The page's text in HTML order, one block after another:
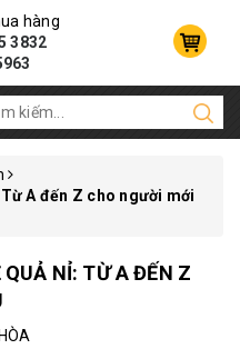
hàng
3832
A đến Z cho người mới
QUẢ NỈ: TỪ A ĐẾN Z